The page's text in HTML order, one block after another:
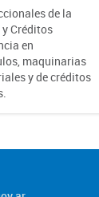
de la
Créditos
en
maquinarias
y de créditos